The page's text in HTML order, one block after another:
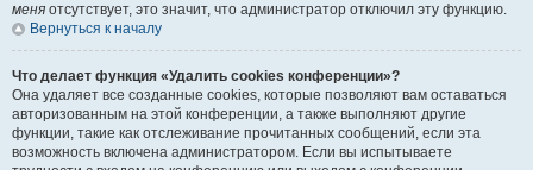
меня отсутствует, это значит, что администратор отключил эту функцию.
Вернуться к началу
Что делает функция «Удалить cookies конференции»?
Она удаляет все созданные cookies, которые позволяют вам оставаться
авторизованным на этой конференции, а также выполняют другие
функции, такие как отслеживание прочитанных сообщений, если эта
возможность включена администратором. Если вы испытываете